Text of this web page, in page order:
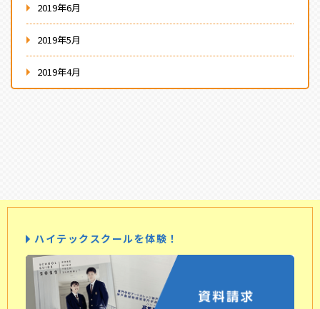
2019年6月
2019年5月
2019年4月
ハイテックスクールを体験！